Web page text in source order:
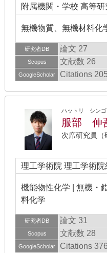
附属機関・学校 高等研
無機物質、無機材料
研究者DB 論文 27
Scopus 文献数 26
GoogleScholar Citations 205
ハットリ シンゴ
服部 伸
次席研究員（
理工学術院 理工学術
機能物性化学 | 無機・
料化学
研究者DB 論文 31
Scopus 文献数 28
GoogleScholar Citations 376